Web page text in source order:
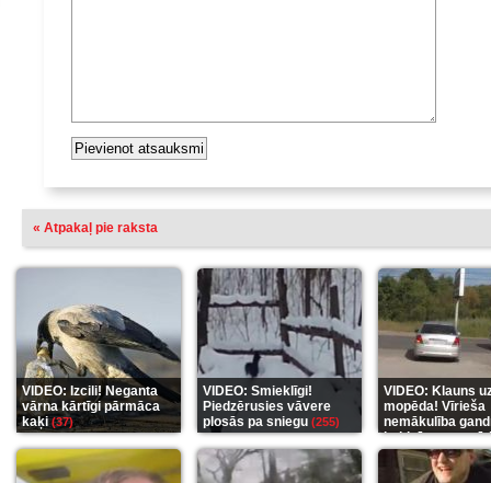
« Atpakaļ pie raksta
VIDEO: Izcili! Neganta
vārna kārtīgi pārmāca
kaķi(37)
VIDEO: Smieklīgi!
Piedzērusies vāvere
plosās pa sniegu (255)
VIDEO: Klauns
mopēda! Vīrieša
nemākulība
beidzās ar
(289)